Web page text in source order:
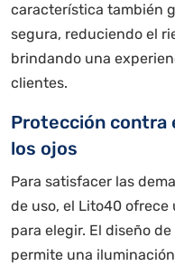
característica también
segura, reduciendo el
brindando una
clientes.
Protección contra
los ojos
Para satisfacer las
de uso, el Lito40
para elegir. El diseño
permite una